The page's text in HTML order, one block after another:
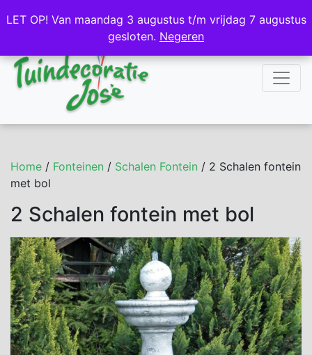
NL DE
Home / Fonteinen / Schalen Fontein / 2 Schalen fontein
met bol
2 Schalen fontein met bol
LET OP! Van maandag 3 augustus t/m vrijdag 7 augustus
gesloten. Negeren
LET OP! Van maandag 3 augustus t/m vrijdag 7 augustus
gesloten. Negeren